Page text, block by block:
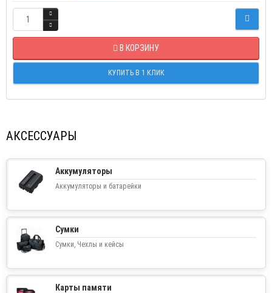
В КОРЗИНУ
КУПИТЬ В 1 КЛИК
АКСЕССУАРЫ
Аккумуляторы
Аккумуляторы и батарейки
Сумки
Сумки, Чехлы и кейсы
Карты памяти